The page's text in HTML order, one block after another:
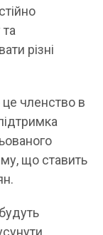
різні
членство в
що ставить